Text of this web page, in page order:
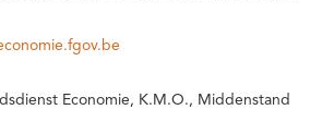
Economie, K.M.O., Middenstand